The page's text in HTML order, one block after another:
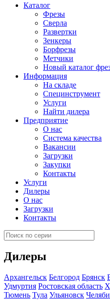
Каталог
Фрезы
Сверла
Развертки
Зенкеры
Борфрезы
Метчики
Новый каталог
Информация
На складе
Специнструмент
Услуги
Найти дилера
Предприятие
О нас
Система качества
Вакансии
Загрузки
Закупки
Контакты
Услуги
Дилеры
О нас
Загрузки
Контакты
Дилеры
Архангельск Белгород Брянск
Удмуртия Ростовская область
Тюмень Тула Ульяновск